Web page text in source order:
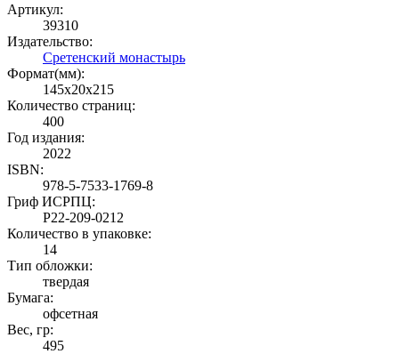
Артикул:
39310
Издательство:
Сретенский монастырь
Формат(мм):
145x20x215
Количество страниц:
400
Год издания:
2022
ISBN:
978-5-7533-1769-8
Гриф ИСРПЦ:
Р22-209-0212
Количество в упаковке:
14
Тип обложки:
твердая
Бумага:
офсетная
Вес, гр:
495